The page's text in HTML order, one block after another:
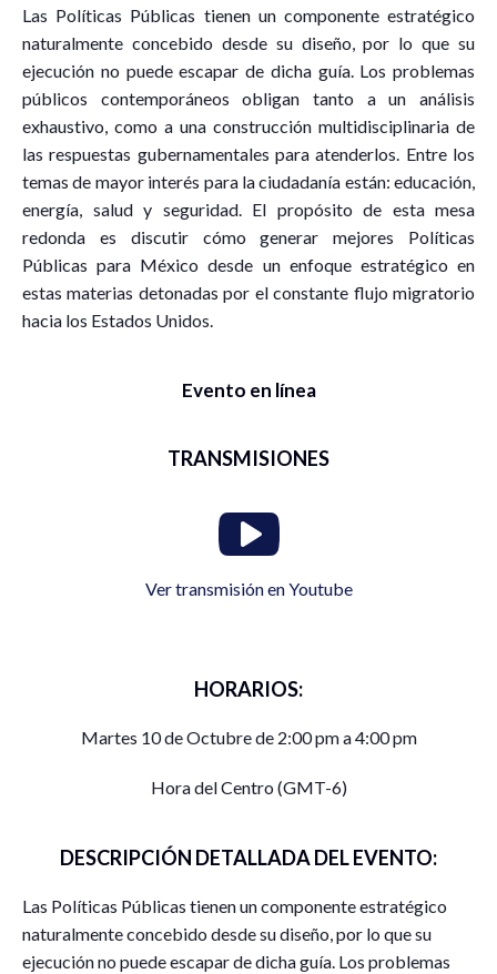
Las Políticas Públicas tienen un componente estratégico
naturalmente concebido desde su diseño, por lo que su
ejecución no puede escapar de dicha guía. Los problemas
públicos contemporáneos obligan tanto a un análisis
exhaustivo, como a una construcción multidisciplinaria de
las respuestas gubernamentales para atenderlos. Entre los
temas de mayor interés para la ciudadanía están: educación,
energía, salud y seguridad. El propósito de esta mesa
redonda es discutir cómo generar mejores Políticas
Públicas para México desde un enfoque estratégico en
estas materias detonadas por el constante flujo migratorio
hacia los Estados Unidos.
Evento en línea
TRANSMISIONES
Ver transmisión en Youtube
HORARIOS:
Martes 10 de Octubre de 2:00 pm a 4:00 pm
Hora del Centro (GMT-6)
DESCRIPCIÓN DETALLADA DEL EVENTO:
Las Políticas Públicas tienen un componente estratégico
naturalmente concebido desde su diseño, por lo que su
ejecución no puede escapar de dicha guía. Los problemas